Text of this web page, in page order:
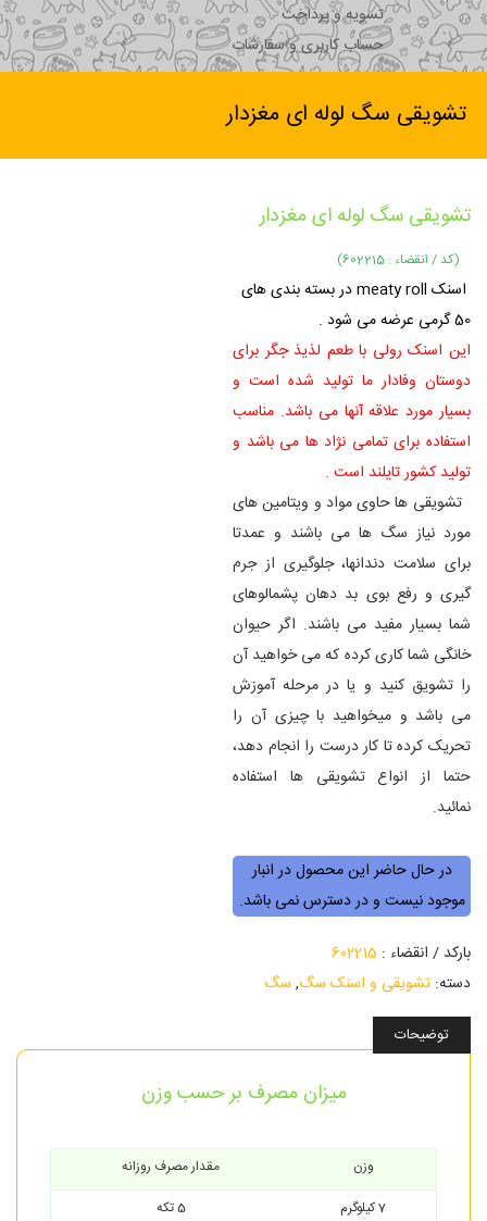
تسویه و پرداخت
حساب کاربری و سفارشات
تشویقی سگ لوله ای مغزدار
تشویقی سگ لوله ای مغزدار
(کد / انقضاء : 602215)
اسنک meaty roll در بسته بندی های
50 گرمی عرضه می شود .
این اسنک رولی با طعم لذیذ جگر برای
دوستان وفادار ما تولید شده است و
بسیار مورد علاقه آنها می باشد. مناسب
استفاده برای تمامی نژاد ها می باشد و
تولید کشور تایلند است .
تشویقی ها حاوی مواد و ویتامین های
مورد نیاز سگ ها می باشند و عمدتا
برای سلامت دندانها، جلوگیری از جرم
گیری و رفع بوی بد دهان پشمالوهای
شما بسیار مفید می باشند. اگر حیوان
خانگی شما کاری کرده که می خواهید آن
را تشویق کنید و یا در مرحله آموزش
می باشد و میخواهید با چیزی آن را
تحریک کرده تا کار درست را انجام دهد،
حتما از انواع تشویقی ها استفاده
نمائید.
در حال حاضر این محصول در انبار
موجود نیست و در دسترس نمی باشد.
بارکد / انقضاء : 602215
دسته:تشویقی و اسنک سگ, سگ
توضیحات
میزان مصرف بر حسب وزن
وزن
مقدار مصرف روزانه
7 کیلوگرم
5 تکه